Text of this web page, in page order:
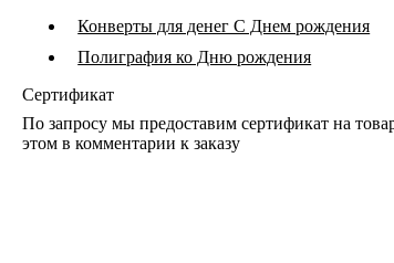
Конверты для денег С Днем рождения
Полиграфия ко Дню рождения
Сертификат
По запросу мы предоставим сертификат на
этом в комментарии к заказу